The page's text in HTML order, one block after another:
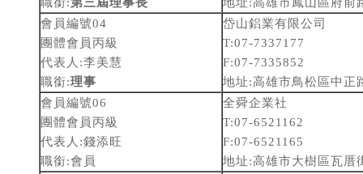
會員編號04
團體會員丙級
代表人:李美慧
職銜:理事
岱山鋁業有限公司
T:07-7337177
F:07-7335852
地址:高雄市鳥松區中正
會員編號06
團體會員丙級
代表人:錢添旺
職銜:會員
全舜企業社
T:07-6521162
F:07-6521165
地址:高雄市大樹區瓦厝